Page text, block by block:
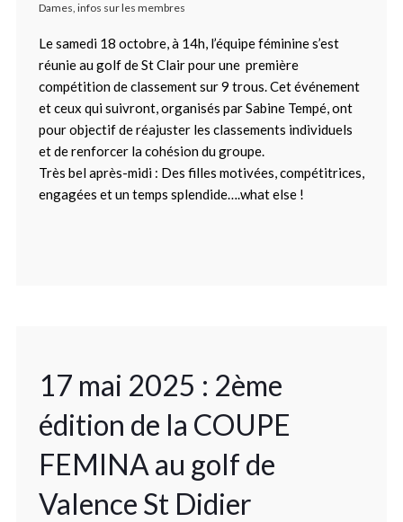
Dames, infos sur les membres
Le samedi 18 octobre, à 14h, l’équipe féminine s’est
réunie au golf de St Clair pour une première
compétition de classement sur 9 trous. Cet événement
et ceux qui suivront, organisés par Sabine Tempé, ont
pour objectif de réajuster les classements individuels
et de renforcer la cohésion du groupe.
Très bel après-midi : Des filles motivées, compétitrices,
engagées et un temps splendide….what else !
17 mai 2025 : 2ème
édition de la COUPE
FEMINA au golf de
Valence St Didier